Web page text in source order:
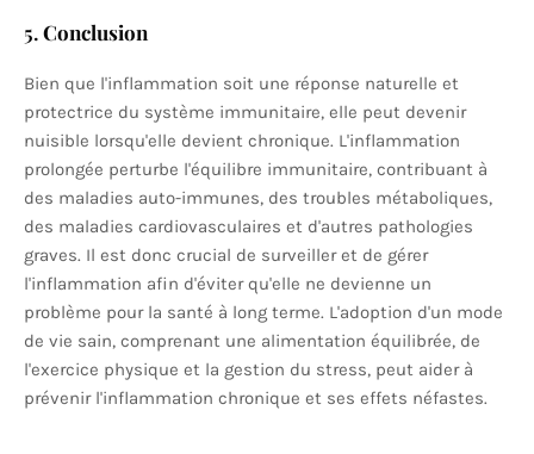
5.Conclusion
Bien que l'inflammation soit une réponse naturelle et
protectrice du système immunitaire, elle peut devenir
nuisible lorsqu'elle devient chronique. L'inflammation
prolongée perturbe l'équilibre immunitaire, contribuant à
des maladies auto-immunes, des troubles métaboliques,
des maladies cardiovasculaires et d'autres pathologies
graves. Il est donc crucial de surveiller et de gérer
l'inflammation afin d'éviter qu'elle ne devienne un
problème pour la santé à long terme. L'adoption d'un mode
de vie sain, comprenant une alimentation équilibrée, de
l'exercice physique et la gestion du stress, peut aider à
prévenir l'inflammation chronique et ses effets néfastes.